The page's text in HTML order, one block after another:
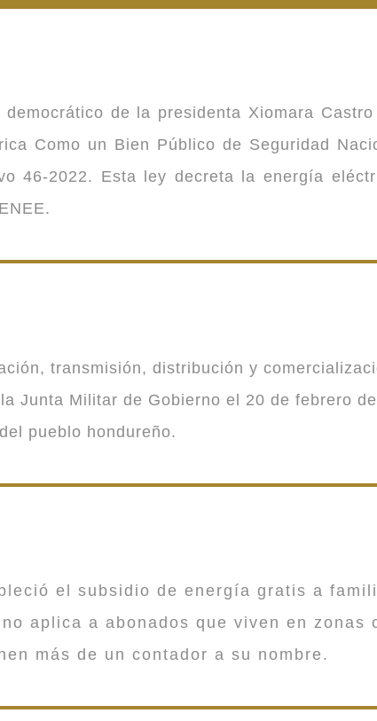
de la presidenta Xiomara
Como un Bien Público de Seguridad
46-2022. Esta ley decreta la energía
transmisión, distribución y
Junta Militar de Gobierno el 20 de febrero
pueblo hondureño.
el subsidio de energía gratis a
aplica a abonados que viven en zonas
más de un contador a su nombre.